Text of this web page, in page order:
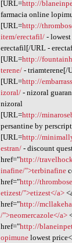
[URL=http://
farmacia online
[URL=http://
item/erectafil/- lowest
erectafil[/URL -
[URL=http://
terene/- triamterene[/
[URL=http://
izoral/- nizoral
nizoral
[URL=http://
persantine by
[URL=http://
estran/- discount
href="http://
inafine/">terbinafine
href="http://
etizest/">etizest</a>
href="http://
/">neomercazole</a>
href="http://
opimunelowest